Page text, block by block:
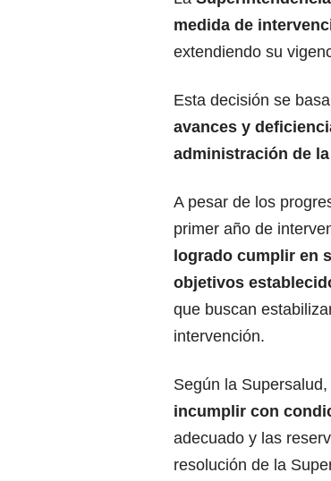
medida de
extendiendo su
Esta decisión se
avances y
administración de
A pesar de los
primer año de
logrado cumplir en
objetivos
que buscan
intervención.
Según la Supersalud,
incumplir con
adecuado y las
resolución de la